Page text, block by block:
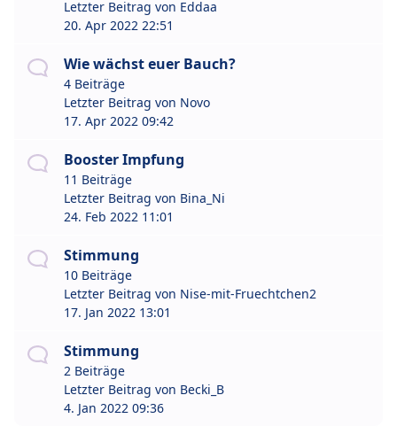
Letzter Beitrag von Eddaa
20. Apr 2022 22:51
Wie wächst euer Bauch?
4 Beiträge
Letzter Beitrag von Novo
17. Apr 2022 09:42
Booster Impfung
11 Beiträge
Letzter Beitrag von Bina_Ni
24. Feb 2022 11:01
Stimmung
10 Beiträge
Letzter Beitrag von Nise-mit-Fruechtchen2
17. Jan 2022 13:01
Stimmung
2 Beiträge
Letzter Beitrag von Becki_B
4. Jan 2022 09:36